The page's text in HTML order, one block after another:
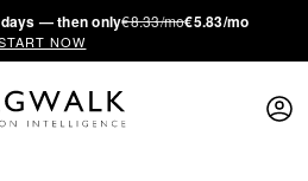
— then only€8.33/mo€5.83/mo
NOW